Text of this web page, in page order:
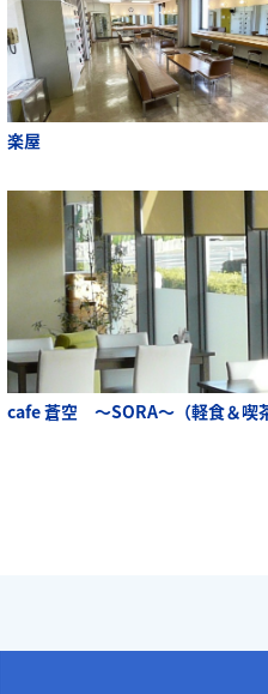
楽屋
cafe 蒼空 ～SORA～（軽食＆喫